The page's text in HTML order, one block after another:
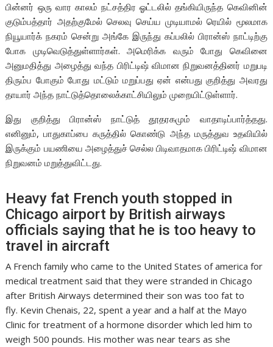
பின்னர் ஒரு வார காலம் நட்சத்திர ஓட்டலில் தங்கியிருந்த கெவினின்
குடும்பத்தார் அதற்குமேல் செலவு செய்ய முடியாமல் ரெயில் மூலமாக
நியூயார்க் நகரம் சென்று அங்கே இருந்து கப்பலில் பிரான்ஸ் நாட்டிற்கு
போக முடிவெடுத்துள்ளார்கள். அமெரிக்க வரும் போது கெவினை
அனுமதித்து அழைத்து வந்த பிரிட்டிஷ் விமான நிறுவனத்தினர் மறுபடி
திரும்ப போகும் போது மட்டும் மறுப்பது ஏன் என்பது குறித்து அவரது
தாயார் அந்த நாட்டுத்தொலைக்காட்சியிலும் முறையிட்டுள்ளார்.
இது குறித்து பிரான்ஸ் நாட்டுத் தூதரகமும் வாதாடிப்பார்த்தது.
எனினும், பாதுகாப்பை கருத்தில் கொண்டு அந்த மருத்துவ உதவியில்
இருக்கும் பயணியை அழைத்துச் செல்ல பிடிவாதமாக பிரிட்டிஷ் விமான
நிறுவனம் மறுத்துவிட்டது.
Heavy fat French youth stopped in
Chicago airport by British airways
officials saying that he is too heavy to
travel in aircraft
A French family who came to the United States of america for
medical treatment said that they were stranded in Chicago
after British Airways determined their son was too fat to
fly. Kevin Chenais, 22, spent a year and a half at the Mayo
Clinic for treatment of a hormone disorder which led him to
weigh 500 pounds. His mother was near tears as she